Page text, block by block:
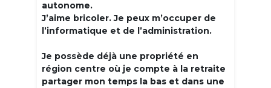
autonome.
J’aime bricoler. Je peux m’occuper de
l’informatique et de l’administration.
Je possède déjà une propriété en
région centre où je compte à la retraite
partager mon temps la bas et dans une